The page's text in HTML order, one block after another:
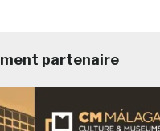
partenaire